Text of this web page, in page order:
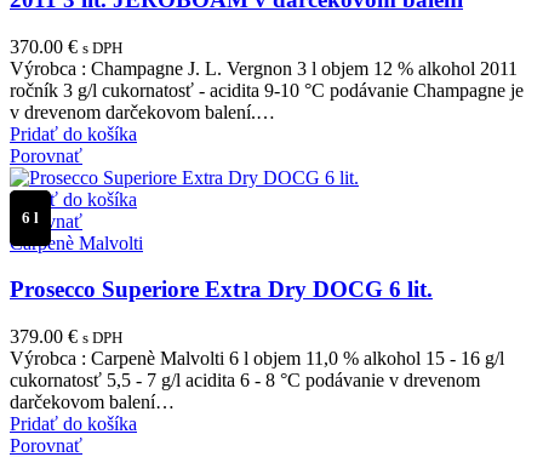
370.00 € s DPH
Výrobca : Champagne J. L. Vergnon 3 l objem 12 % alkohol 2011
ročník 3 g/l cukornatosť - acidita 9-10 °C podávanie Champagne je
v drevenom darčekovom balení.…
Pridať do košíka
Porovnať
Pridať do košíka
Porovnať
Carpenè Malvolti
Prosecco Superiore Extra Dry DOCG 6 lit.
379.00 € s DPH
6 l
Výrobca : Carpenè Malvolti 6 l objem 11,0 % alkohol 15 - 16 g/l
cukornatosť 5,5 - 7 g/l acidita 6 - 8 °C podávanie v drevenom
darčekovom balení…
Pridať do košíka
Porovnať